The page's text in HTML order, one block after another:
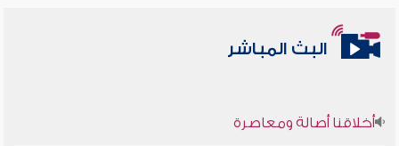
البث المباشر
أخلاقنا أصالة ومعاصرة